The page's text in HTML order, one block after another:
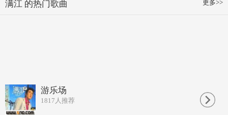
更多>>
满江 的热门歌曲
游乐场
1817 人推荐